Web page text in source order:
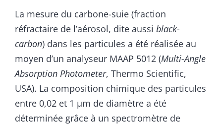
La mesure du carbone-suie (fraction
réfractaire de l’aérosol, dite aussi black-
carbon) dans les particules a été réalisée au
moyen d’un analyseur MAAP 5012 (Multi-Angle
Absorption Photometer, Thermo Scientific,
USA). La composition chimique des particules
entre 0,02 et 1 µm de diamètre a été
déterminée grâce à un spectromètre de